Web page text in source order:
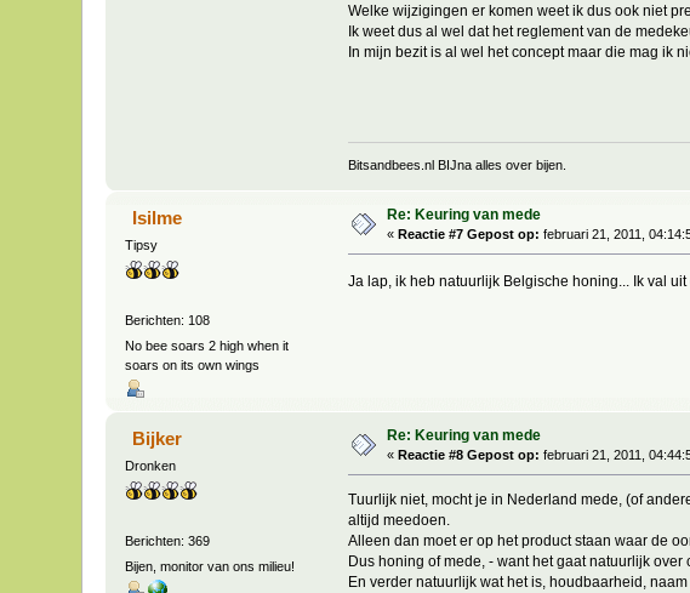
Welke wijzigingen er komen weet ik dus ook niet
Ik weet dus al wel dat het reglement van de
In mijn bezit is al wel het concept maar die mag ik
Bitsandbees.nl BIJna alles over bijen.
Isilme
Tipsy
Berichten: 108
No bee soars 2 high when it
soars on its own wings
Re: Keuring van mede
«Reactie #7 Gepost op: februari 21, 2011,
Ja lap, ik heb natuurlijk Belgische honing... Ik val
Bijker
Dronken
Berichten: 369
Bijen, monitor van ons milieu!
Re: Keuring van mede
«Reactie #8 Gepost op: februari 21, 2011,
Tuurlijk niet, mocht je in Nederland mede, (of
altijd meedoen.
Alleen dan moet er op het product staan waar de
Dus honing of mede, - want het gaat natuurlijk
En verder natuurlijk wat het is, houdbaarheid,